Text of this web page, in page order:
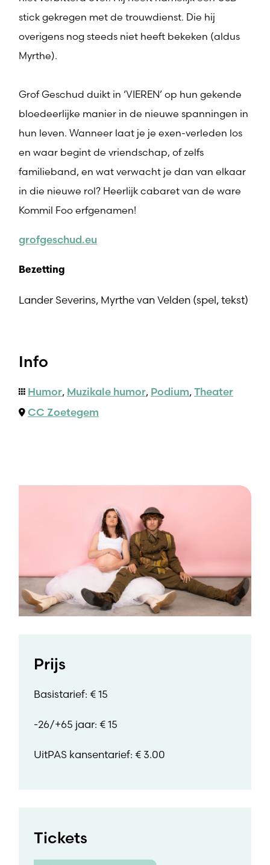
stick gekregen met de trouwdienst. Die hij
overigens nog steeds niet heeft bekeken (aldus
Myrthe).
Grof Geschud duikt in ‘VIEREN’ op hun gekende
bloedeerlijke manier in de nieuwe spanningen in
hun leven. Wanneer laat je je exen-verleden los
en waar begint de vriendschap, of zelfs
familieband, en wat verwacht je dan van elkaar
in die nieuwe rol? Heerlijk cabaret van de ware
Kommil Foo erfgenamen!
grofgeschud.eu
Bezetting
Lander Severins, Myrthe van Velden (spel, tekst)
Info
Humor, Muzikale humor, Podium,Theater
CC Zoetegem
Prijs
Basistarief: € 15
-26/+65 jaar: € 15
UitPAS kansentarief: € 3.00
Tickets